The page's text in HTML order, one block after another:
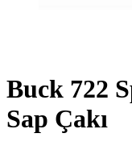
Buck 722
Sap Çakı